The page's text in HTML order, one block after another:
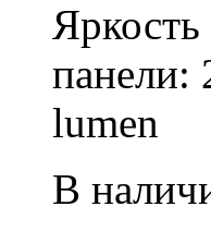
Яркость
панели:
lumen
В